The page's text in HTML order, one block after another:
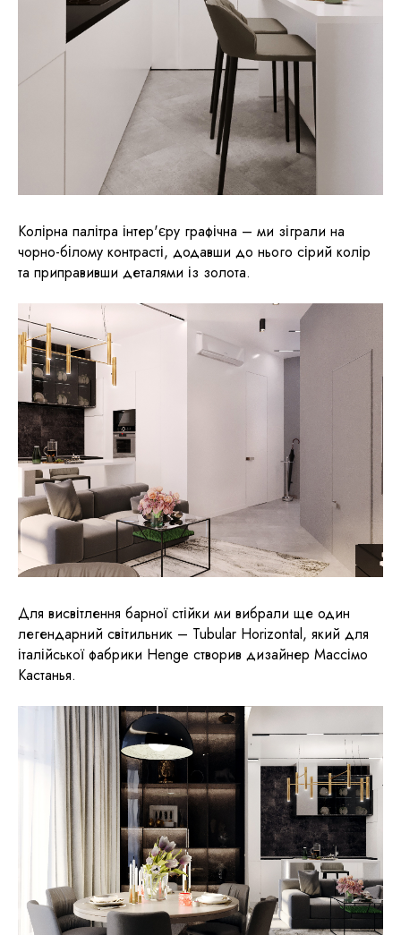
Колірна палітра інтер'єру графічна – ми зіграли на
чорно-білому контрасті, додавши до нього сірий колір
та приправивши деталями із золота.
Для висвітлення барної стійки ми вибрали ще один
легендарний світильник – Tubular Horizontal, який для
італійської фабрики Henge створив дизайнер Массімо
Кастанья.